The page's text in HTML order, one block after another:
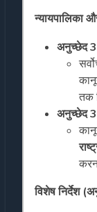
न्यायपालिका
अनुच्छेद
तक
अनुच्छेद
विशेष निर्देश